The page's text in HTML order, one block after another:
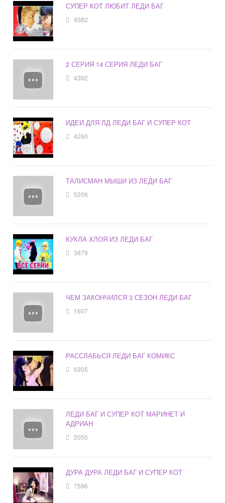
СУПЕР КОТ ЛЮБИТ ЛЕДИ БАГ
9382
2 СЕРИЯ 14 СЕРИЯ ЛЕДИ БАГ
4392
ИДЕИ ДЛЯ ЛД ЛЕДИ БАГ И СУПЕР КОТ
4260
ТАЛИСМАН МЫШИ ИЗ ЛЕДИ БАГ
5206
КУКЛА ХЛОЯ ИЗ ЛЕДИ БАГ
3879
ЧЕМ ЗАКОНЧИЛСЯ 3 СЕЗОН ЛЕДИ БАГ
1607
РАССЛАБЬСЯ ЛЕДИ БАГ КОМИКС
6305
ЛЕДИ БАГ И СУПЕР КОТ МАРИНЕТ И
АДРИАН
2055
ДУРА ДУРА ЛЕДИ БАГ И СУПЕР КОТ
7596